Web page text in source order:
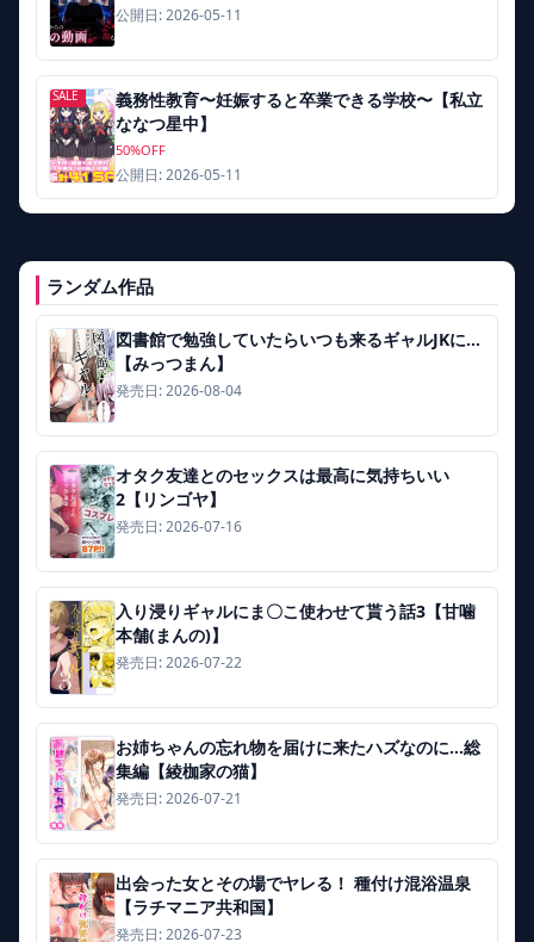
公開日: 2026-05-11
SALE
義務性教育〜妊娠すると卒業できる学校〜【私立
ななつ星中】
50%OFF
公開日: 2026-05-11
ランダム作品
図書館で勉強していたらいつも来るギャルJKに…
【みっつまん】
発売日: 2026-08-04
オタク友達とのセックスは最高に気持ちいい
2【リンゴヤ】
発売日: 2026-07-16
入り浸りギャルにま〇こ使わせて貰う話3【甘噛
本舗(まんの)】
発売日: 2026-07-22
お姉ちゃんの忘れ物を届けに来たハズなのに…総
集編【綾枷家の猫】
発売日: 2026-07-21
出会った女とその場でヤレる！ 種付け混浴温泉
【ラチマニア共和国】
発売日: 2026-07-23